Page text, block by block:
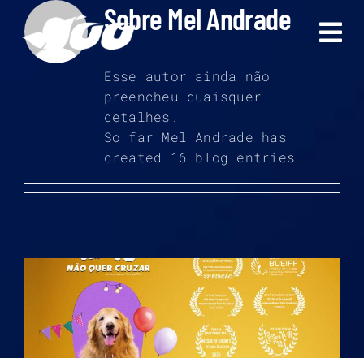
para
SobreMel Andrade
Esse autor ainda não
preencheu quaisquer
detalhes.
So far Mel Andrade has
created 16 blog entries.